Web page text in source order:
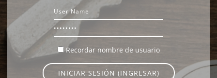
Usuario
Recordar nombre de usuario
INICIAR SESIÓN (INGRESAR)